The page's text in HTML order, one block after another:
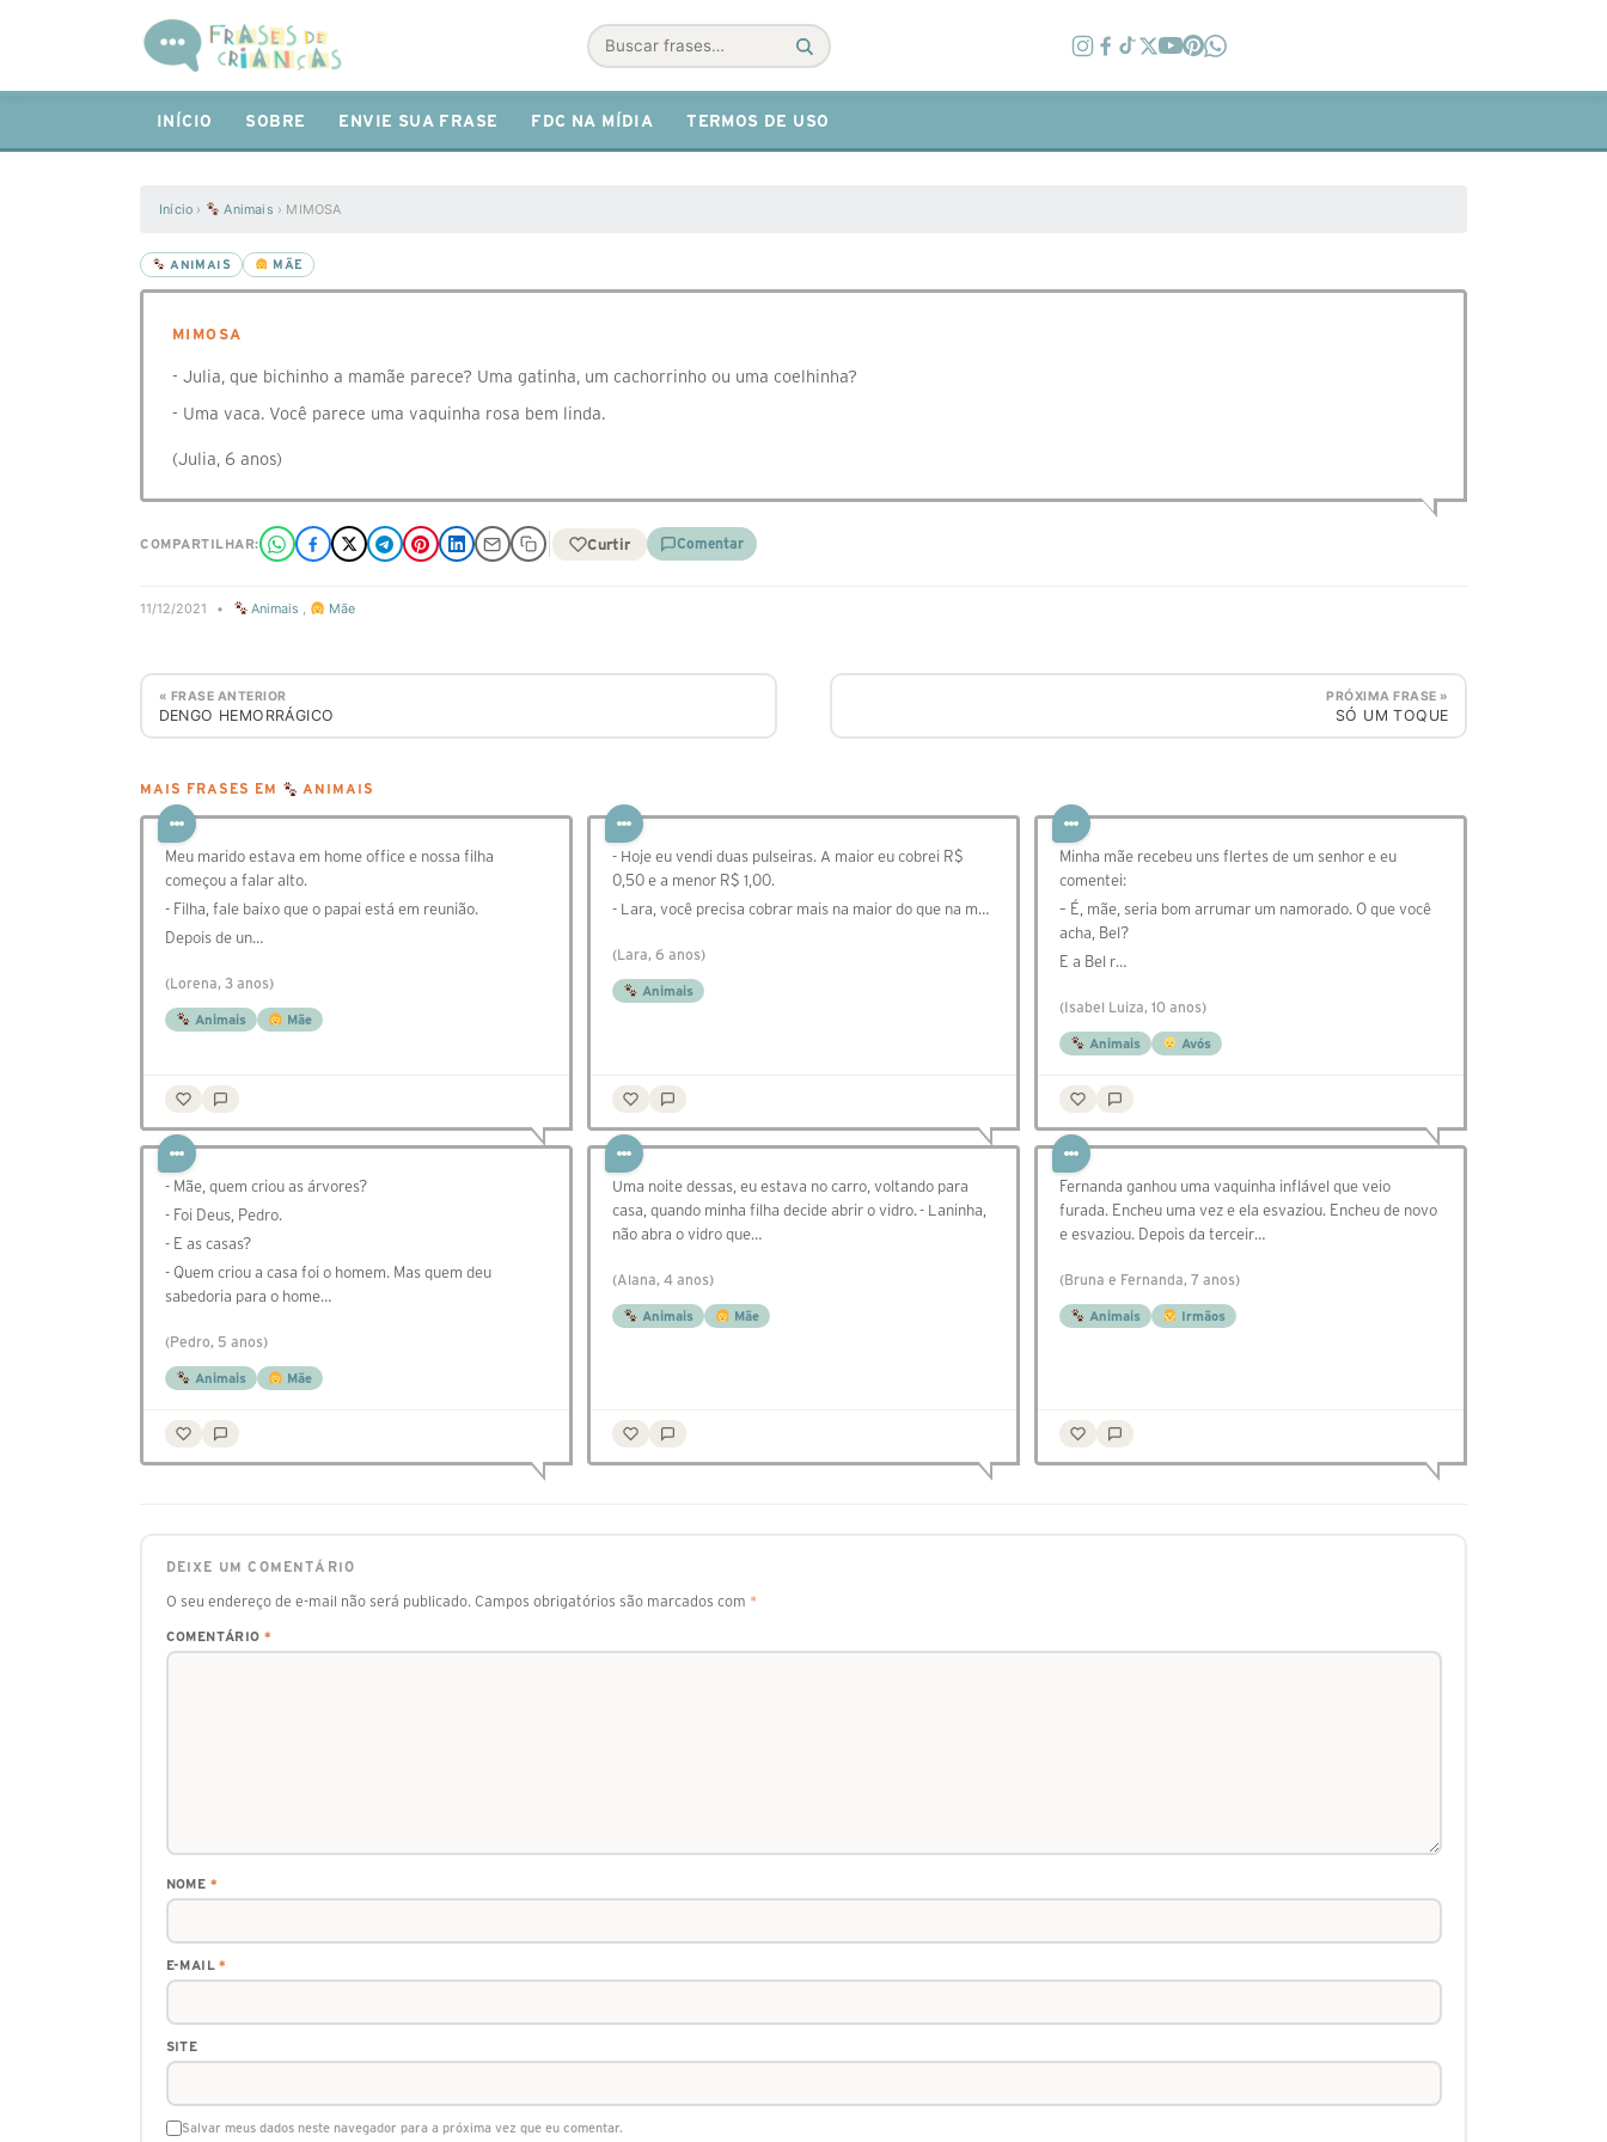
Buscar
INÍCIO SOBRE ENVIE SUA FRASE FDC NA MÍDIA TERMOS DE USO
Início › Animais › MIMOSA
ANIMAIS MÃE
MIMOSA
- Julia, que bichinho a mamãe parece? Uma gatinha, um cachorrinho ou uma coelhinha?
- Uma vaca. Você parece uma vaquinha rosa bem linda.
(Julia, 6 anos)
COMPARTILHAR: Curtir Comentar
11/12/2021 • Animais , Mãe
« FRASE ANTERIOR
DENGO HEMORRÁGICO
PRÓXIMA FRASE »
SÓ UM TOQUE
MAIS FRASES EM ANIMAIS
Meu marido estava em home office e nossa filha
começou a falar alto.
- Filha, fale baixo que o papai está em reunião.
Depois de un…
(Lorena, 3 anos)
Animais Mãe
- Hoje eu vendi duas pulseiras. A maior eu cobrei R$
0,50 e a menor R$ 1,00.
- Lara, você precisa cobrar mais na maior do que na m…
(Lara, 6 anos)
Animais
Minha mãe recebeu uns flertes de um senhor e eu
comentei:
– É, mãe, seria bom arrumar um namorado. O que você
acha, Bel?
E a Bel r…
(Isabel Luiza, 10 anos)
Animais Avós
- Mãe, quem criou as árvores?
- Foi Deus, Pedro.
- E as casas?
- Quem criou a casa foi o homem. Mas quem deu
sabedoria para o home…
(Pedro, 5 anos)
Animais Mãe
Uma noite dessas, eu estava no carro, voltando para
casa, quando minha filha decide abrir o vidro. - Laninha,
não abra o vidro que…
(Alana, 4 anos)
Animais Mãe
Fernanda ganhou uma vaquinha inflável que veio
furada. Encheu uma vez e ela esvaziou. Encheu de novo
e esvaziou. Depois da terceir…
(Bruna e Fernanda, 7 anos)
Animais Irmãos
DEIXE UM COMENTÁRIO
O seu endereço de e-mail não será publicado. Campos obrigatórios são marcados com *
COMENTÁRIO *
NOME *
E-MAIL*
SITE
Salvar meus dados neste navegador para a próxima vez que eu comentar.